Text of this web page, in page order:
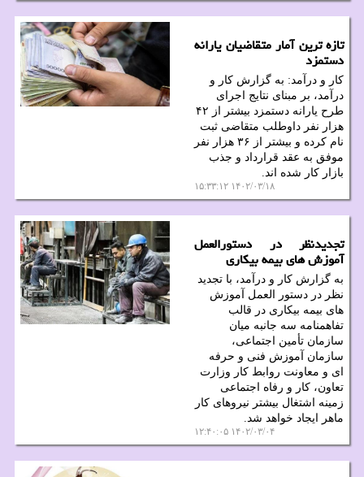
تازه ترین آمار متقاضیان یارانه
دستمزد
کار و درآمد: به گزارش کار و
درآمد، بر مبنای نتایج اجرای
طرح یارانه دستمزد بیشتر از ۴۲
هزار نفر داوطلب متقاضی ثبت
نام کرده و بیشتر از ۳۶ هزار نفر
موفق به عقد قرارداد و جذب
بازار کار شده اند.
۱۴۰۲/۰۳/۱۸ ۱۵:۳۳:۱۲
تجدیدنظر در دستورالعمل
آموزش های بیمه بیکاری
به گزارش کار و درآمد، با تجدید
نظر در دستور العمل آموزش
های بیمه بیکاری در قالب
تفاهمنامه سه جانبه میان
سازمان تأمین اجتماعی،
سازمان آموزش فنی و حرفه
ای و معاونت روابط کار وزارت
تعاون، کار و رفاه اجتماعی
زمینه اشتغال بیشتر نیروهای کار
ماهر ایجاد خواهد شد.
۱۴۰۲/۰۳/۰۴ ۱۲:۴۰:۰۵